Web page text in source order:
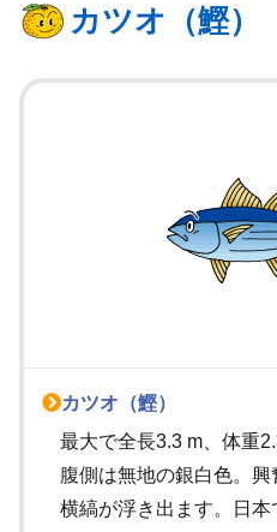
カツオ（鰹）
カツオ（鰹）
最大で全長3.3 m、体重
腹側は無地の銀白色。
横縞が浮き出ます。日